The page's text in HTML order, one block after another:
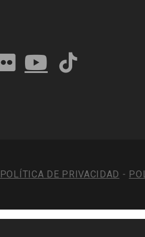
POLÍTICA DE PRIVACIDAD -